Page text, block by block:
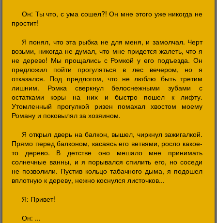
Он: Ты что, с ума сошел?! Он мне этого уже никогда не
простит!
Я понял, что эта рыбка не для меня, и замолчал. Черт
возьми, никогда не думал, что мне придется жалеть, что я
не дерево! Мы прощались с Ромкой у его подъезда. Он
предложил пойти прогуляться в лес вечером, но я
отказался. Под предлогом, что не люблю быть третим
лишним. Ромка сверкнул белоснежными зубами с
остатками коры на них и быстро пошел к лифту.
Утомленный прогулкой ризен помахал хвостом моему
Роману и поковылял за хозяином.
Я открыл дверь на балкон, вышел, чиркнул зажигалкой.
Прямо перед балконом, касаясь его ветвями, росло какое-
то дерево. В детстве оно мешало мне принимать
солнечные ванны, и я порывался спилить его, но соседи
не позволили. Пустив кольцо табачного дыма, я подошел
вплотную к дереву, нежно коснулся листочков...
Я: Привет!
Он: ...